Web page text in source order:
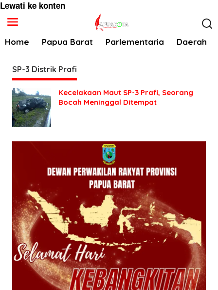
Lewati ke konten
Home Papua Barat Parlementaria Daerah
SP-3 Distrik Prafi
Kecelakaan Maut SP-3 Prafi, Seorang
Bocah Meninggal Ditempat